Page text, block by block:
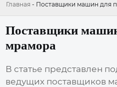
Главная - Поставщики машин для
Поставщики
мрамора
В статье представлен
ведущих поставщиков